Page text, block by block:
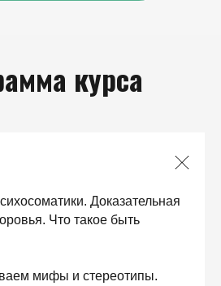
курса
Доказательная
Что такое быть
мифы и стереотипы.